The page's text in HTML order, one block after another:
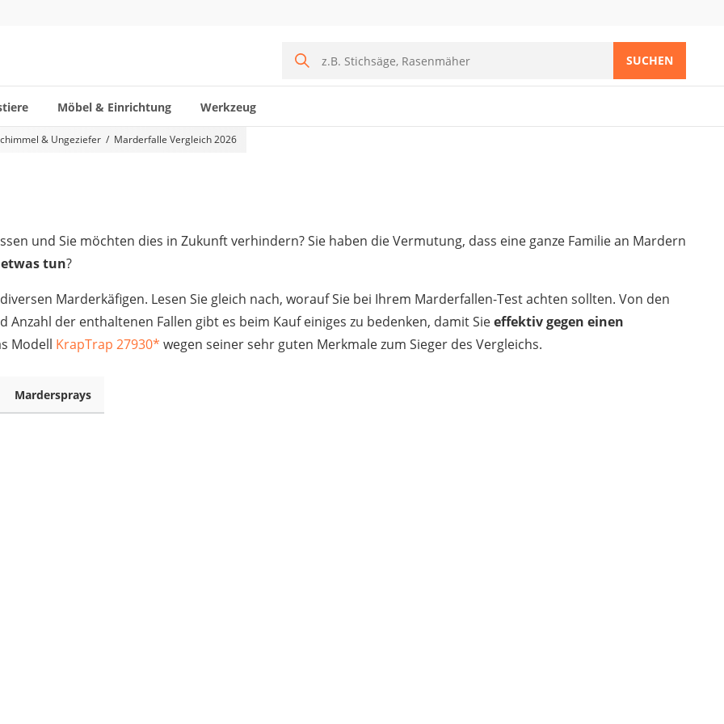
SUCHEN
Möbel & Einrichtung Werkzeug
& Ungeziefer Marderfalle Vergleich 2026
und Sie möchten dies in Zukunft verhindern? Sie haben die Vermutung, dass eine ganze Familie an Mardern
tun?
Marderkäfigen. Lesen Sie gleich nach, worauf Sie bei Ihrem Marderfallen-Test achten sollten. Von den
der enthaltenen Fallen gibt es beim Kauf einiges zu bedenken, damit Sieeffektiv gegen einen
Modell KrapTrap 27930* wegen seiner sehr guten Merkmale zum Sieger des Vergleichs.
Mardersprays